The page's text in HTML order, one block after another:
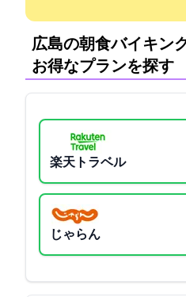
広島の朝食バイキン
お得なプランを探す
楽天トラベル
じゃらん